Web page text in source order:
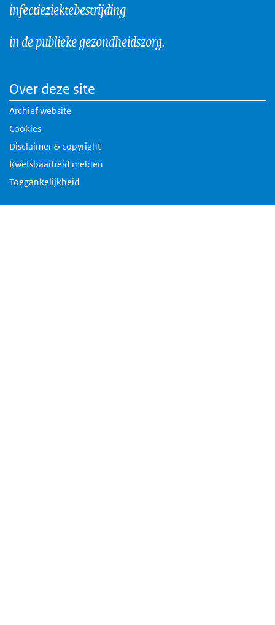
infectieziektebestrijding
in de publieke gezondheidszorg.
Over deze site
Archief website
Cookies
Disclaimer & copyright
Kwetsbaarheid melden
Toegankelijkheid